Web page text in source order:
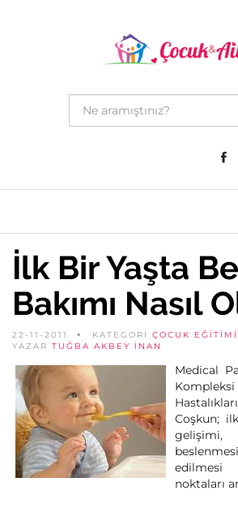
İlk Bir Yaşta
Bakımı Nasıl
22-11-2011 KATEGORİ ÇOCUK EĞITIMI
YAZAR TUĞBA AKBEY İNAN
Medical
Coşkun;
noktaları